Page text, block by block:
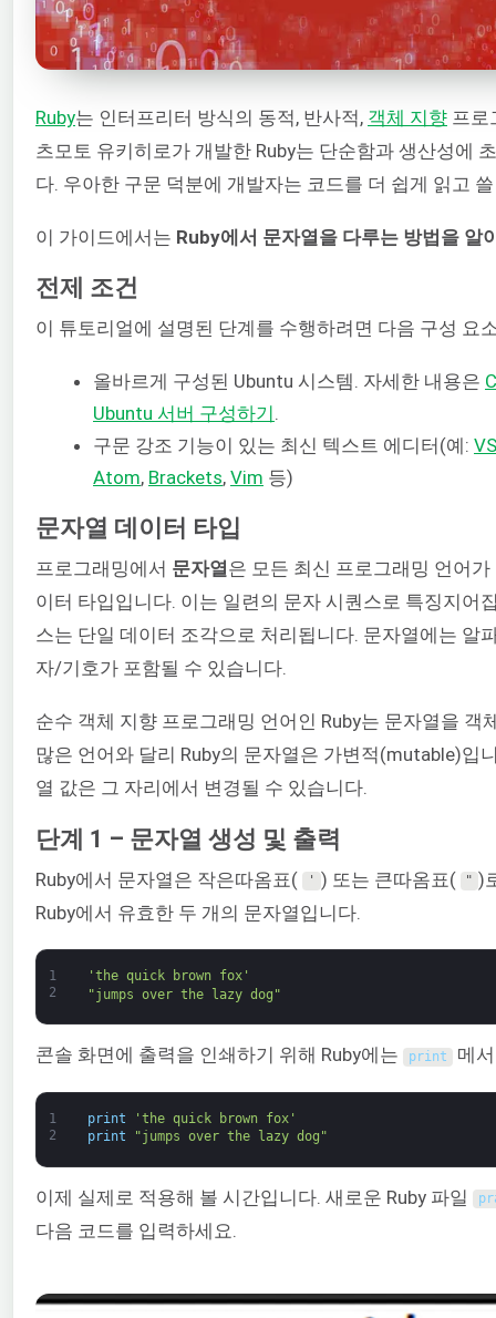
Ruby는 인터프리터 방식의 동적, 반사적, 객체 지향 프로
츠모토 유키히로가 개발한 Ruby는 단순함과 생산성에
다. 우아한 구문 덕분에 개발자는 코드를 더 쉽게 읽고
이 가이드에서는 Ruby에서 문자열을 다루는 방법을 알
전제 조건
이 튜토리얼에 설명된 단계를 수행하려면 다음 구성 요
올바르게 구성된 Ubuntu 시스템. 자세한 내용은
Ubuntu 서버 구성하기
구문 강조 기능이 있는 최신 텍스트 에디터(예:
Atom, Brackets, Vim 등)
문자열 데이터 타입
프로그래밍에서 문자열은 모든 최신 프로그래밍 언어
이터 타입입니다. 이는 일련의 문자 시퀀스로 특징지어
스는 단일 데이터 조각으로 처리됩니다. 문자열에는 알
자/기호가 포함될 수 있습니다.
순수 객체 지향 프로그래밍 언어인 Ruby는 문자열을 객
많은 언어와 달리 Ruby의 문자열은 가변적(mutable)입
열 값은 그 자리에서 변경될 수 있습니다.
단계 1 – 문자열 생성 및 출력
Ruby에서 문자열은 작은따옴표( ' ) 또는 큰따옴표( " )
Ruby에서 유효한 두 개의 문자열입니다.
1
2
'the quick brown fox'
"jumps over the lazy dog"
콘솔 화면에 출력을 인쇄하기 위해 Ruby에는 print 메서
1
2
print
'the quick brown fox'
print
"jumps over the lazy dog"
이제 실제로 적용해 볼 시간입니다. 새로운 Ruby 파일
다음 코드를 입력하세요.